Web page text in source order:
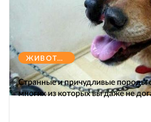
ЖИВОТНЫЕ
Странные и причудливые породы
многих из которых вы даже не